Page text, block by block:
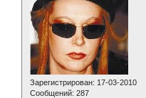
Зарегистрирован: 17-03-2010
Сообщений: 287